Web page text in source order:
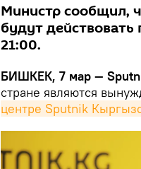
Министр сообщил,
будут
21:00.
БИШКЕК, 7 мар —
стране являются
центре Sputnik